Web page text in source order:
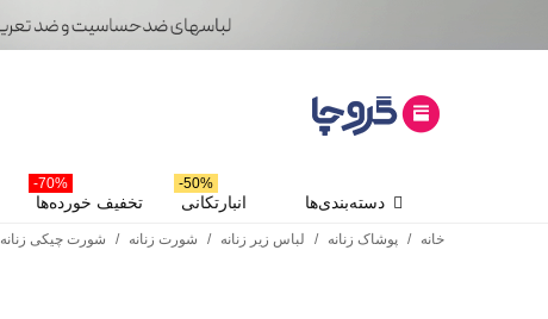
دسته‌بندی‌ها انبارتکانی
50%-
تخفیف خورده‌ها
70%-
خانه / پوشاک زنانه / لباس زیر زنانه / شورت زنانه / شورت چیکی زنانه